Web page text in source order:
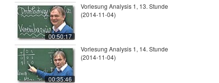
00:50:17
Vorlesung Analysis 1, 13. Stunde
(2014-11-04)
00:35:46
Vorlesung Analysis 1, 14. Stunde
(2014-11-04)